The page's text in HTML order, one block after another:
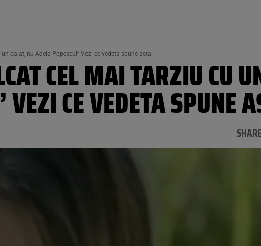
baiat, nu Adela Popescu!” Vezi ce vedeta spune asta
CEL MAI TARZIU CU
CE VEDETA SPUNE